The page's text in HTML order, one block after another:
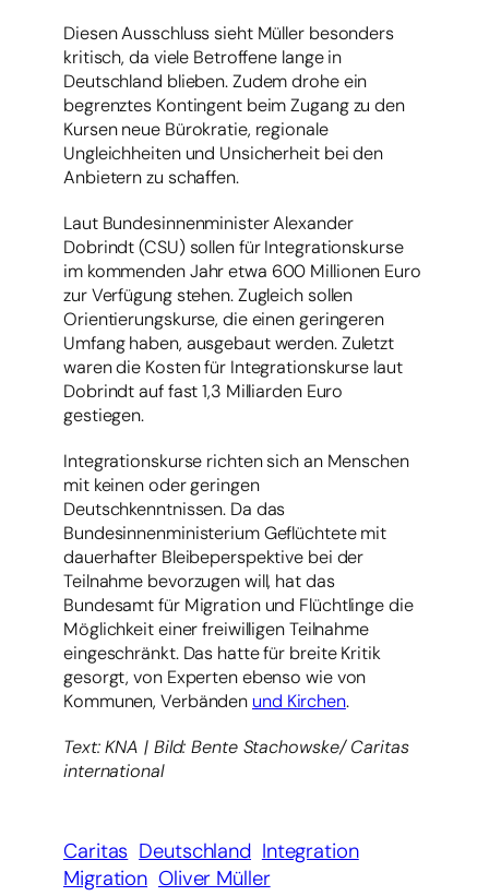
Diesen Ausschluss sieht Müller besonders
kritisch, da viele Betroffene lange in
Deutschland blieben. Zudem drohe ein
begrenztes Kontingent beim Zugang zu den
Kursen neue Bürokratie, regionale
Ungleichheiten und Unsicherheit bei den
Anbietern zu schaffen.
Laut Bundesinnenminister Alexander
Dobrindt (CSU) sollen für Integrationskurse
im kommenden Jahr etwa 600 Millionen Euro
zur Verfügung stehen. Zugleich sollen
Orientierungskurse, die einen geringeren
Umfang haben, ausgebaut werden. Zuletzt
waren die Kosten für Integrationskurse laut
Dobrindt auf fast 1,3 Milliarden Euro
gestiegen.
Integrationskurse richten sich an Menschen
mit keinen oder geringen
Deutschkenntnissen. Da das
Bundesinnenministerium Geflüchtete mit
dauerhafter Bleibeperspektive bei der
Teilnahme bevorzugen will, hat das
Bundesamt für Migration und Flüchtlinge die
Möglichkeit einer freiwilligen Teilnahme
eingeschränkt. Das hatte für breite Kritik
gesorgt, von Experten ebenso wie von
Kommunen, Verbänden und Kirchen.
Text: KNA | Bild: Bente Stachowske/ Caritas
international
Caritas Deutschland Integration
Migration Oliver Müller